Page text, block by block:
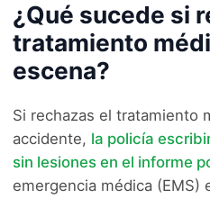
¿Qué sucede si
tratamiento
escena?
Si rechazas el tratamiento
accidente, la policía
sin lesiones en el informe
emergencia médica (EMS)